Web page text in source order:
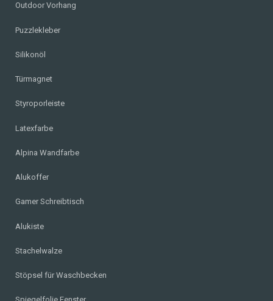
Outdoor Vorhang
Puzzlekleber
Silikonöl
Türmagnet
Styroporleiste
Latexfarbe
Alpina Wandfarbe
Alukoffer
Gamer Schreibtisch
Alukiste
Stachelwalze
Stöpsel für Waschbecken